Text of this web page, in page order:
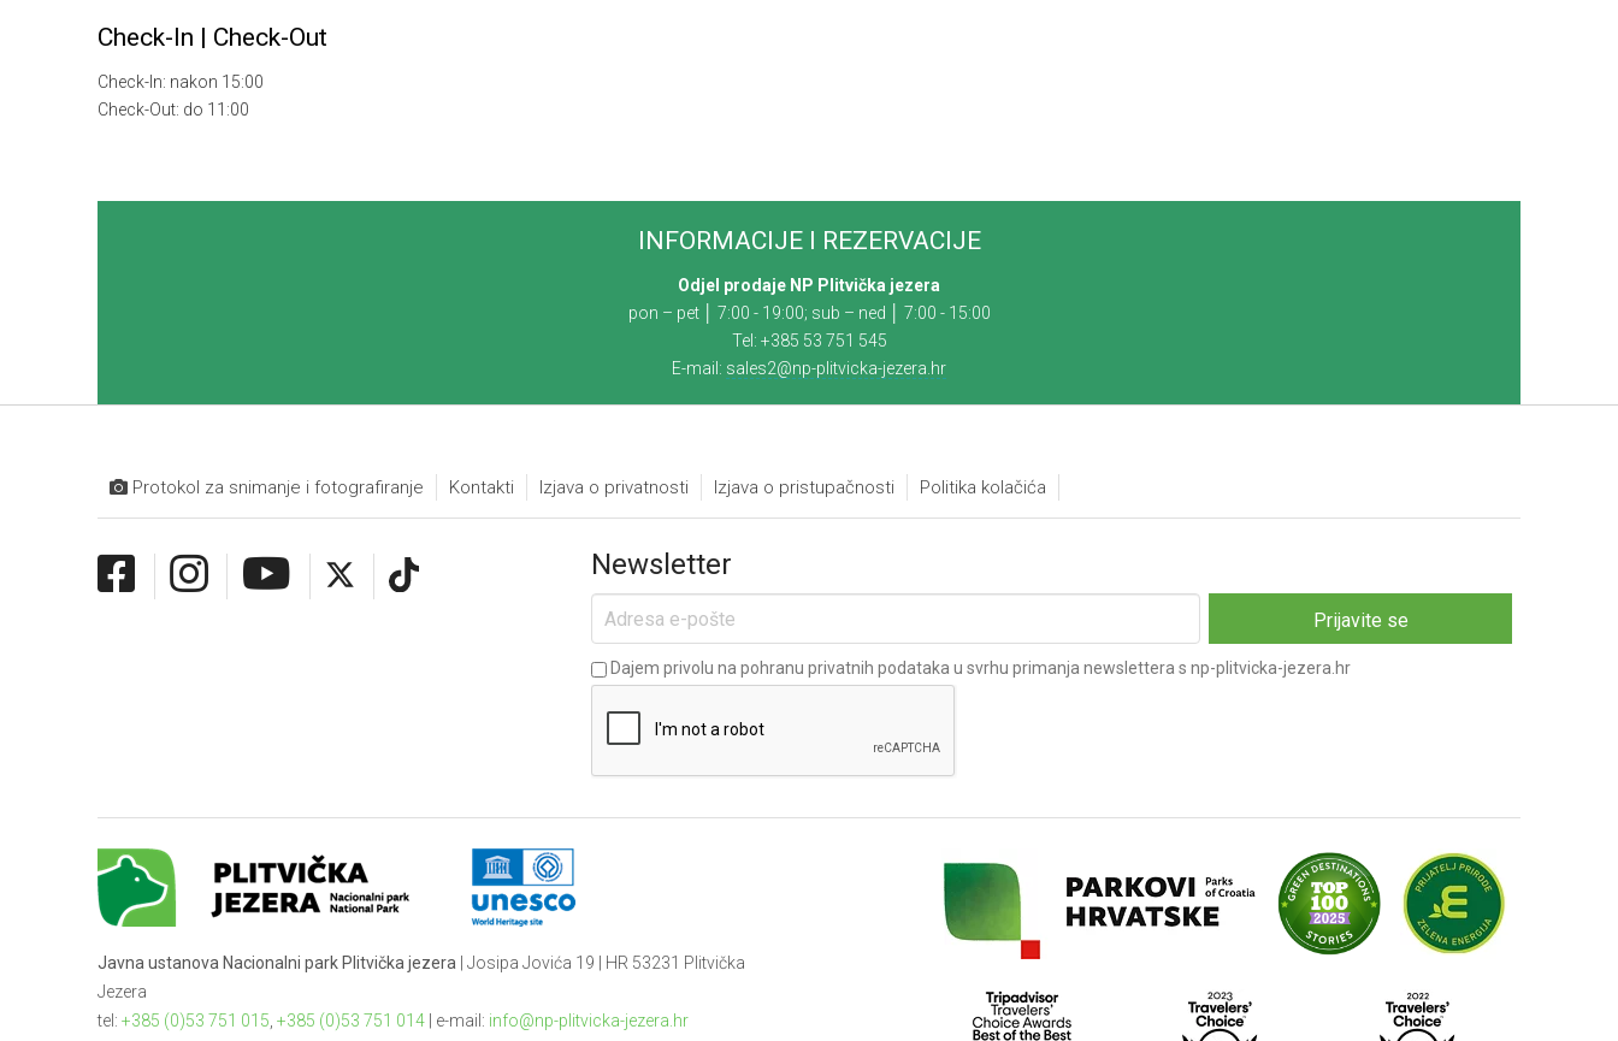
Check-In | Check-Out
Check-In: nakon 15:00
Check-Out: do 11:00
INFORMACIJE I REZERVACIJE
Odjel prodaje NP Plitvička jezera
pon – pet │ 7:00 - 19:00; sub – ned │ 7:00 - 15:00
Tel: +385 53 751 545
E-mail: sales2@np-plitvicka-jezera.hr
Protokol za snimanje i fotografiranje Kontakti Izjava o privatnosti Izjava o pristupačnosti Politika kolačića
Newsletter
Dajem privolu na pohranu privatnih podataka u svrhu primanja newslettera s np-plitvicka-jezera.hr
Javna ustanova Nacionalni park Plitvička jezera | Josipa Jovića 19 | HR 53231 Plitvička
Jezera
tel: +385 (0)53 751 015 +385 (0)53 751 014| e-mail: info@np-plitvicka-jezera.hr